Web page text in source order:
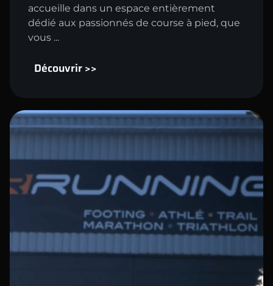
accueille dans un espace entièrement
dédié aux passionnés de course à pied, que
vous ...
Découvrir >>